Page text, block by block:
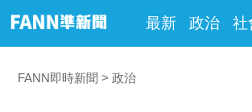
最新 政治 社
FANN即時新聞 政治